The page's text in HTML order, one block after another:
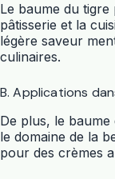
Le baume du tigre
pâtisserie et la
légère saveur
culinaires.
B. Applications
De plus, le
le domaine de la
pour des crèmes